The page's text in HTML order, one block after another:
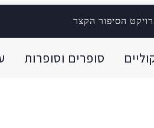
הסיפור הקצר
סופרים וסופרות